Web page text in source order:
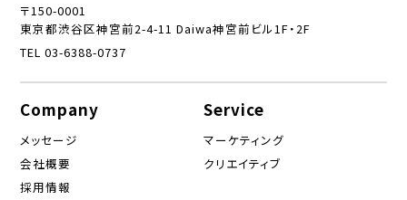
〒150-0001
東京都渋谷区神宮前2-4-11 Daiwa神宮前ビル1F・2F
TEL 03-6388-0737
Company
メッセージ
会社概要
採用情報
Service
マーケティング
クリエイティブ